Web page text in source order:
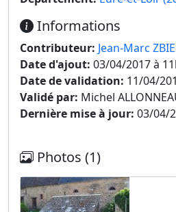
Informations
Contributeur: Jean-Marc
Date d'ajout: 03/04/2017 à
Date de validation: 11/04/
Validé par: Michel
Dernière mise à jour: 03/04/
Photos (1)